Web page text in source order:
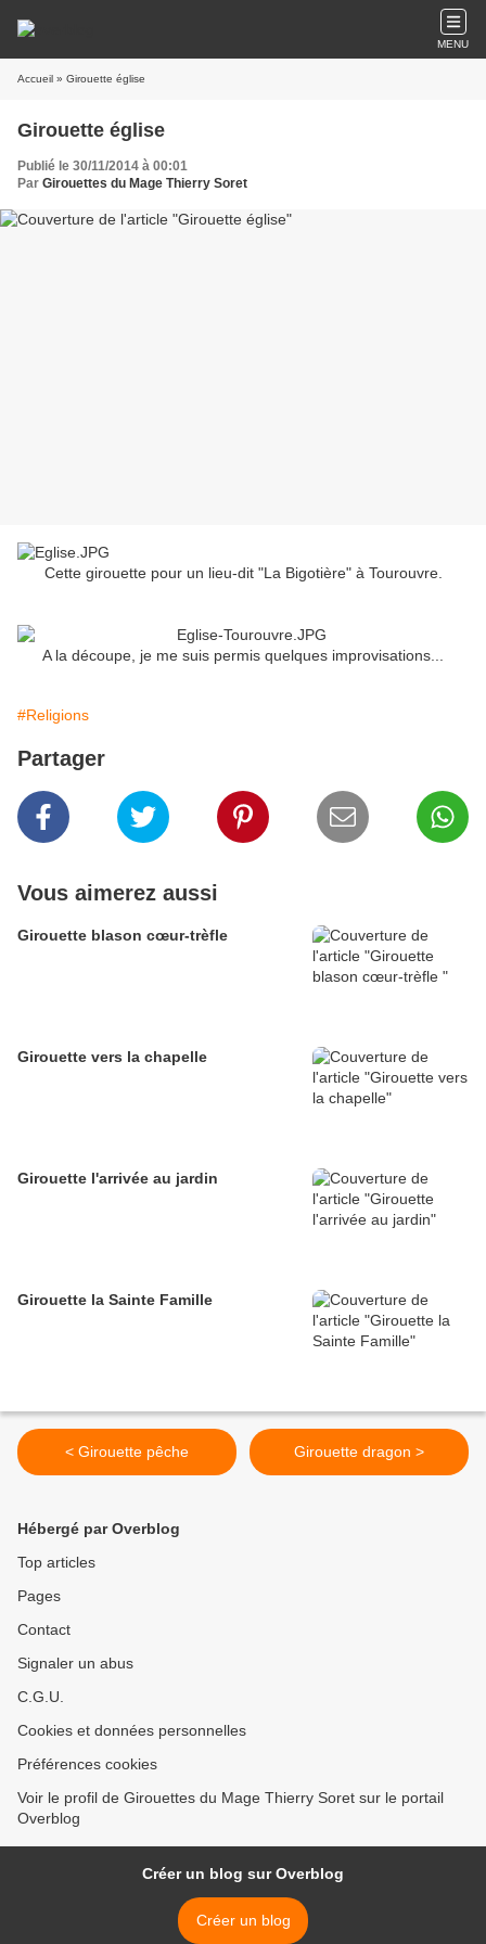
MENU
Accueil » Girouette église
Girouette église
Publié le 30/11/2014 à 00:01
Par Girouettes du Mage Thierry Soret
Cette girouette pour un lieu-dit "La Bigotière" à Tourouvre.
A la découpe, je me suis permis quelques improvisations...
#Religions
Partager
Vous aimerez aussi
Girouette blason cœur-trèfle
Girouette vers la chapelle
Girouette l'arrivée au jardin
Girouette la Sainte Famille
< Girouette pêche Girouette dragon >
Hébergé par Overblog
Top articles
Pages
Contact
Signaler un abus
C.G.U.
Cookies et données personnelles
Préférences cookies
Voir le profil de Girouettes du Mage Thierry Soret sur le portail
Overblog
Créer un blog sur Overblog
Créer un blog